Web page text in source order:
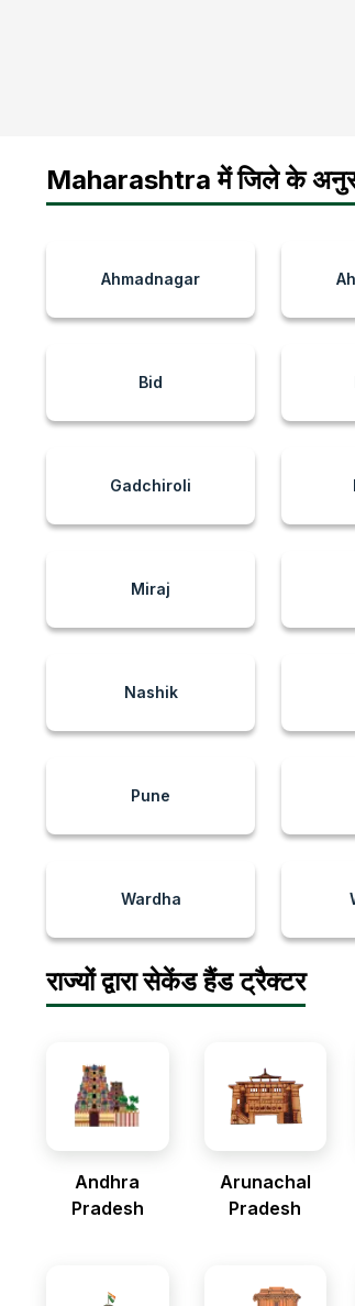
Maharashtra में जिले के
Ahmadnagar
Bid
Gadchiroli
Miraj
Nashik
Pune
Wardha
राज्यों द्वारा सेकेंड हैंड ट्रैक्टर
Andhra
Pradesh
Arunachal
Pradesh